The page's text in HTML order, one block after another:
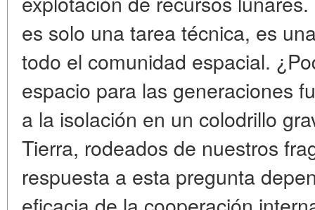
es solo una tarea técnica, es
todo el comunidad espacial.
espacio para las generaciones
a la isolación en un colodrillo
Tierra, rodeados de nuestros
respuesta a esta pregunta